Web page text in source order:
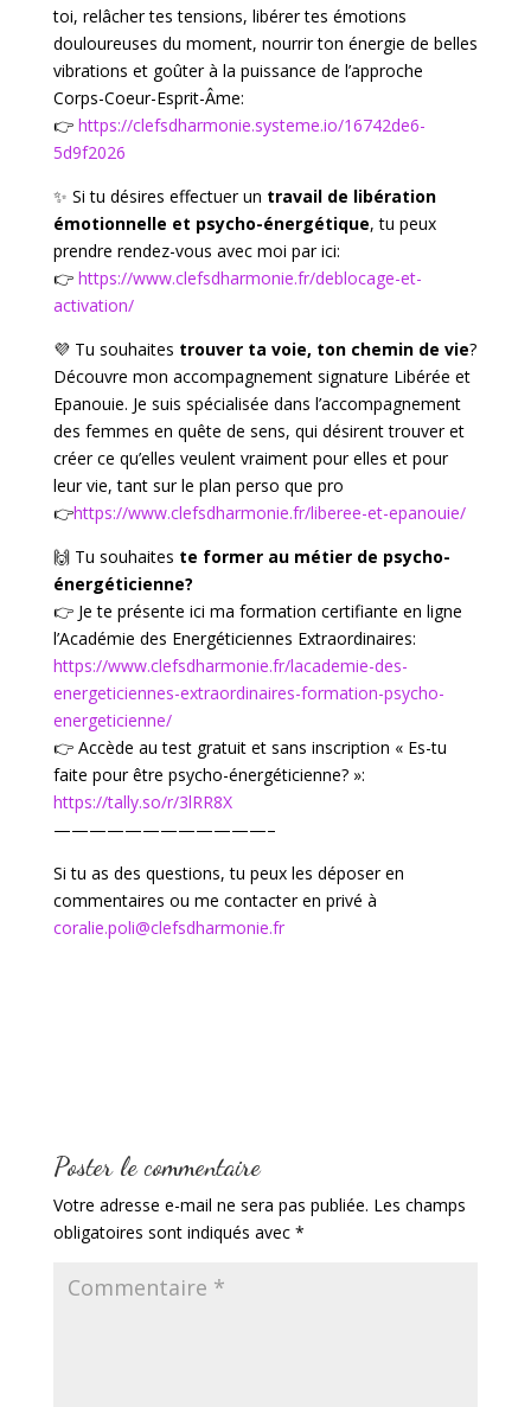
toi, relâcher tes tensions, libérer tes émotions
douloureuses du moment, nourrir ton énergie de belles
vibrations et goûter à la puissance de l’approche
Corps-Coeur-Esprit-Âme:
👉 https://clefsdharmonie.systeme.io/16742de6-
5d9f2026
✨ Si tu désires effectuer un travail de libération
émotionnelle et psycho-énergétique, tu peux
prendre rendez-vous avec moi par ici:
👉 https://www.clefsdharmonie.fr/deblocage-et-
activation/
💜 Tu souhaites trouver ta voie, ton chemin de vie?
Découvre mon accompagnement signature Libérée et
Epanouie. Je suis spécialisée dans l’accompagnement
des femmes en quête de sens, qui désirent trouver et
créer ce qu’elles veulent vraiment pour elles et pour
leur vie, tant sur le plan perso que pro
👉https://www.clefsdharmonie.fr/liberee-et-epanouie/
🙌 Tu souhaites te former au métier de psycho-
énergéticienne?
👉 Je te présente ici ma formation certifiante en ligne
l’Académie des Energéticiennes Extraordinaires:
https://www.clefsdharmonie.fr/lacademie-des-
energeticiennes-extraordinaires-formation-psycho-
energeticienne/
👉 Accède au test gratuit et sans inscription « Es-tu
faite pour être psycho-énergéticienne? »:
https://tally.so/r/3lRR8X
————————————–
Si tu as des questions, tu peux les déposer en
commentaires ou me contacter en privé à
coralie.poli@clefsdharmonie.fr
Poster le commentaire
Votre adresse e-mail ne sera pas publiée. Les champs
obligatoires sont indiqués avec *